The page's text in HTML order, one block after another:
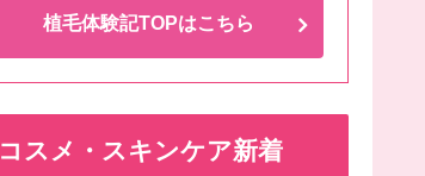
植毛体験記TOPはこちら
コスメ・スキンケア新着